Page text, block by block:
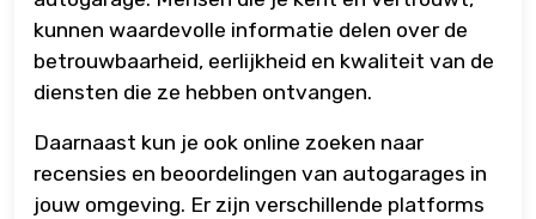
kunnen waardevolle informatie delen over de
betrouwbaarheid, eerlijkheid en kwaliteit van de
diensten die ze hebben ontvangen.
Daarnaast kun je ook online zoeken naar
recensies en beoordelingen van autogarages in
jouw omgeving. Er zijn verschillende platforms